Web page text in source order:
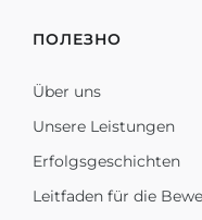
ПОЛЕЗНО
Über uns
Unsere Leistungen
Erfolgsgeschichten
Leitfaden für die